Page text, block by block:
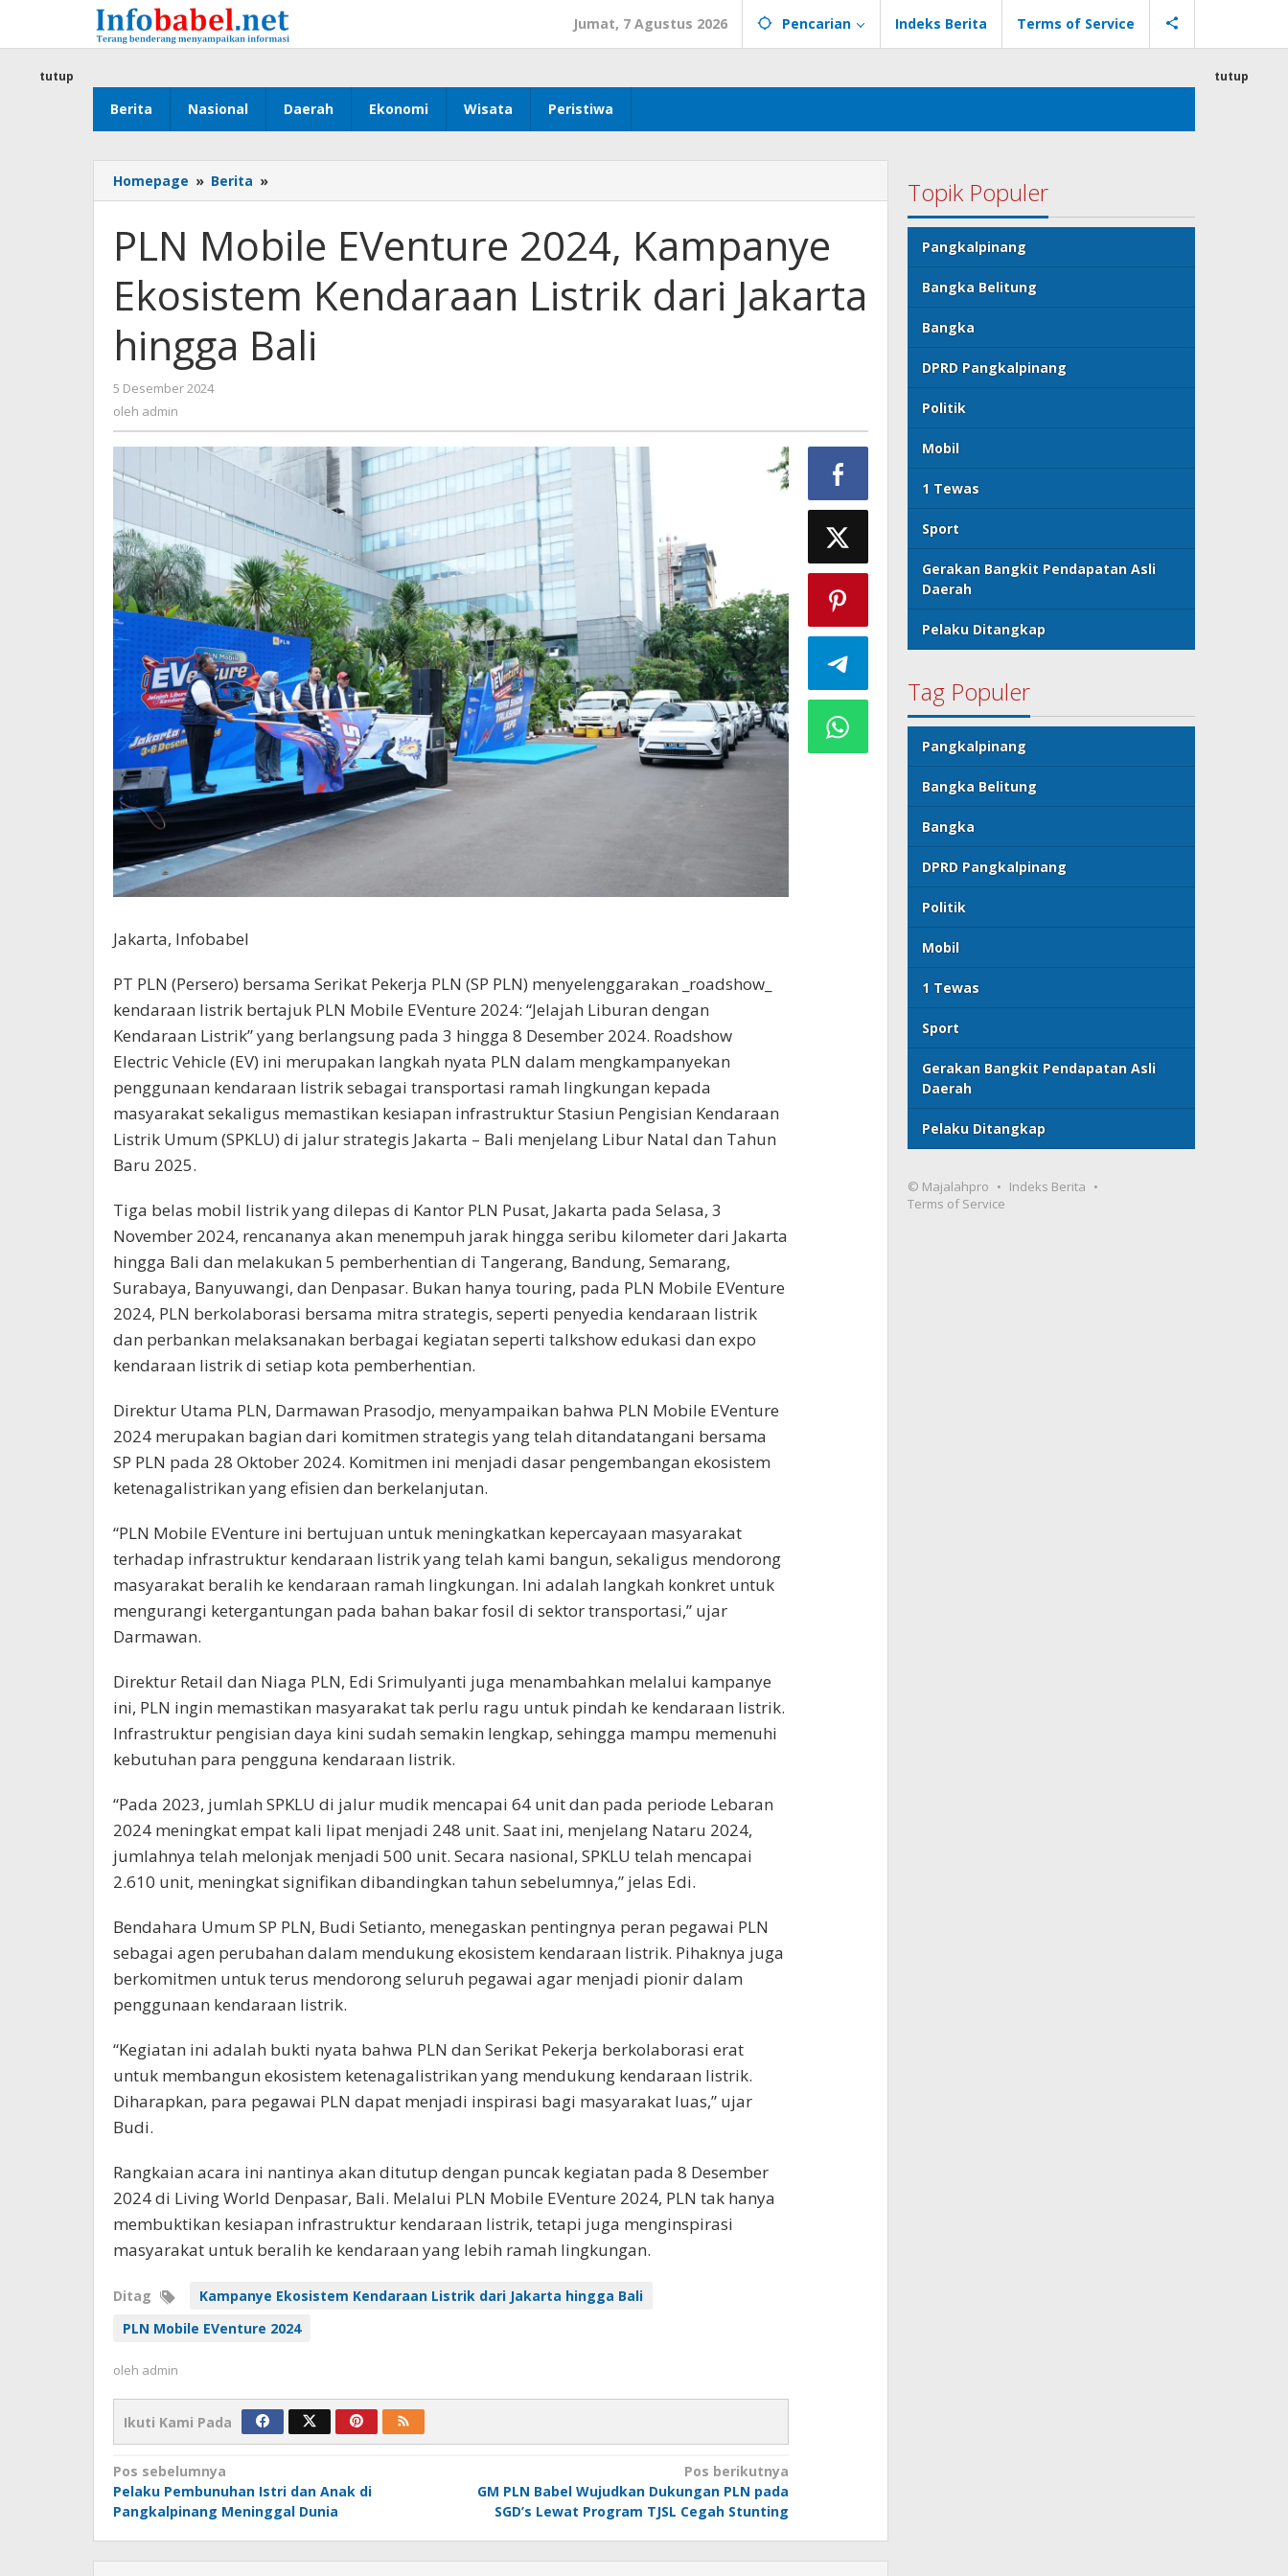
konten
Jumat, 7 Agustus 2026 Pencarian Indeks Berita Terms of Service
Berita Nasional Daerah Ekonomi Wisata Peristiwa
tutup tutup
Homepage » Berita »
Mobile
2024,
Kampanye
Ekosistem
Kendaraan
dari
Jakarta
PLN Mobile EVenture 2024, Kampanye
Ekosistem Kendaraan Listrik dari Jakarta
hingga Bali
5 Desember 2024
oleh admin
Jakarta, Infobabel
PT PLN (Persero) bersama Serikat Pekerja PLN (SP PLN) menyelenggarakan _roadshow_
kendaraan listrik bertajuk PLN Mobile EVenture 2024: “Jelajah Liburan dengan
Kendaraan Listrik” yang berlangsung pada 3 hingga 8 Desember 2024. Roadshow
Electric Vehicle (EV) ini merupakan langkah nyata PLN dalam mengkampanyekan
penggunaan kendaraan listrik sebagai transportasi ramah lingkungan kepada
masyarakat sekaligus memastikan kesiapan infrastruktur Stasiun Pengisian Kendaraan
Listrik Umum (SPKLU) di jalur strategis Jakarta – Bali menjelang Libur Natal dan Tahun
Baru 2025.
Tiga belas mobil listrik yang dilepas di Kantor PLN Pusat, Jakarta pada Selasa, 3
November 2024, rencananya akan menempuh jarak hingga seribu kilometer dari Jakarta
hingga Bali dan melakukan 5 pemberhentian di Tangerang, Bandung, Semarang,
Surabaya, Banyuwangi, dan Denpasar. Bukan hanya touring, pada PLN Mobile EVenture
2024, PLN berkolaborasi bersama mitra strategis, seperti penyedia kendaraan listrik
dan perbankan melaksanakan berbagai kegiatan seperti talkshow edukasi dan expo
kendaraan listrik di setiap kota pemberhentian.
Direktur Utama PLN, Darmawan Prasodjo, menyampaikan bahwa PLN Mobile EVenture
2024 merupakan bagian dari komitmen strategis yang telah ditandatangani bersama
SP PLN pada 28 Oktober 2024. Komitmen ini menjadi dasar pengembangan ekosistem
ketenagalistrikan yang efisien dan berkelanjutan.
“PLN Mobile EVenture ini bertujuan untuk meningkatkan kepercayaan masyarakat
terhadap infrastruktur kendaraan listrik yang telah kami bangun, sekaligus mendorong
masyarakat beralih ke kendaraan ramah lingkungan. Ini adalah langkah konkret untuk
mengurangi ketergantungan pada bahan bakar fosil di sektor transportasi,” ujar
Darmawan.
Direktur Retail dan Niaga PLN, Edi Srimulyanti juga menambahkan melalui kampanye
ini, PLN ingin memastikan masyarakat tak perlu ragu untuk pindah ke kendaraan listrik.
Infrastruktur pengisian daya kini sudah semakin lengkap, sehingga mampu memenuhi
kebutuhan para pengguna kendaraan listrik.
“Pada 2023, jumlah SPKLU di jalur mudik mencapai 64 unit dan pada periode Lebaran
2024 meningkat empat kali lipat menjadi 248 unit. Saat ini, menjelang Nataru 2024,
jumlahnya telah melonjak menjadi 500 unit. Secara nasional, SPKLU telah mencapai
2.610 unit, meningkat signifikan dibandingkan tahun sebelumnya,” jelas Edi.
Bendahara Umum SP PLN, Budi Setianto, menegaskan pentingnya peran pegawai PLN
sebagai agen perubahan dalam mendukung ekosistem kendaraan listrik. Pihaknya juga
berkomitmen untuk terus mendorong seluruh pegawai agar menjadi pionir dalam
penggunaan kendaraan listrik.
“Kegiatan ini adalah bukti nyata bahwa PLN dan Serikat Pekerja berkolaborasi erat
untuk membangun ekosistem ketenagalistrikan yang mendukung kendaraan listrik.
Diharapkan, para pegawai PLN dapat menjadi inspirasi bagi masyarakat luas,” ujar
Budi.
Rangkaian acara ini nantinya akan ditutup dengan puncak kegiatan pada 8 Desember
2024 di Living World Denpasar, Bali. Melalui PLN Mobile EVenture 2024, PLN tak hanya
membuktikan kesiapan infrastruktur kendaraan listrik, tetapi juga menginspirasi
masyarakat untuk beralih ke kendaraan yang lebih ramah lingkungan.
Ditag
Kampanye Ekosistem Kendaraan Listrik dari Jakarta hingga Bali
PLN Mobile EVenture 2024
oleh admin
Ikuti Kami Pada
Navigasi
pos
Pos sebelumnya
Pelaku Pembunuhan Istri dan Anak di
Pangkalpinang Meninggal Dunia
Pos berikutnya
GM PLN Babel Wujudkan Dukungan PLN pada
SGD’s Lewat Program TJSL Cegah Stunting
Topik Populer
Pangkalpinang
Bangka Belitung
Bangka
DPRD Pangkalpinang
Politik
Mobil
1 Tewas
Sport
Gerakan Bangkit Pendapatan Asli
Daerah
Pelaku Ditangkap
Tag Populer
Pangkalpinang
Bangka Belitung
Bangka
DPRD Pangkalpinang
Politik
Mobil
1 Tewas
Sport
Gerakan Bangkit Pendapatan Asli
Daerah
Pelaku Ditangkap
© Majalahpro
Indeks Berita
Terms of Service